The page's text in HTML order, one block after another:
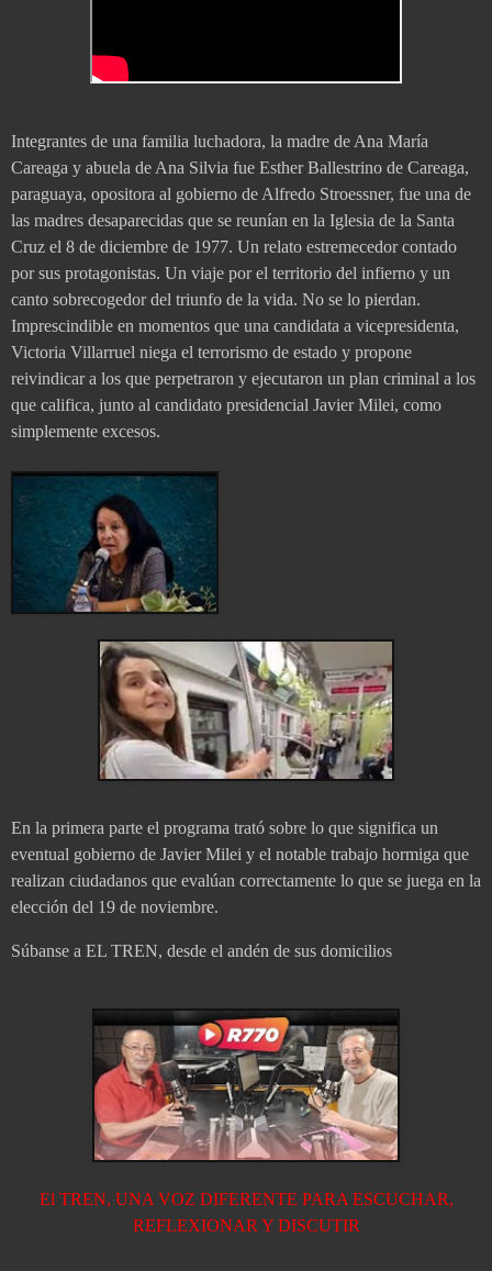
Integrantes de una familia luchadora, la madre de Ana María
Careaga y abuela de Ana Silvia fue Esther Ballestrino de Careaga,
paraguaya, opositora al gobierno de Alfredo Stroessner, fue una de
las madres desaparecidas que se reunían en la Iglesia de la Santa
Cruz el 8 de diciembre de 1977. Un relato estremecedor contado
por sus protagonistas. Un viaje por el territorio del infierno y un
canto sobrecogedor del triunfo de la vida. No se lo pierdan.
Imprescindible en momentos que una candidata a vicepresidenta,
Victoria Villarruel niega el terrorismo de estado y propone
reivindicar a los que perpetraron y ejecutaron un plan criminal a los
que califica, junto al candidato presidencial Javier Milei, como
simplemente excesos.
En la primera parte el programa trató sobre lo que significa un
eventual gobierno de Javier Milei y el notable trabajo hormiga que
realizan ciudadanos que evalúan correctamente lo que se juega en la
elección del 19 de noviembre.
Súbanse a EL TREN, desde el andén de sus domicilios
El TREN, UNA VOZ DIFERENTE PARA ESCUCHAR,
REFLEXIONAR Y DISCUTIR